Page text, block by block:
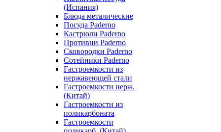
(Испания)
Блюда металические
Посуда Paderno
Кастрюли Paderno
Противни Paderno
Сковородки Paderno
Сотейники Paderno
Гастроемкости из
нержавеющей стали
Гастроемкости нерж.
(Китай)
Гастроемкости из
поликарбоната
Гастроемкости